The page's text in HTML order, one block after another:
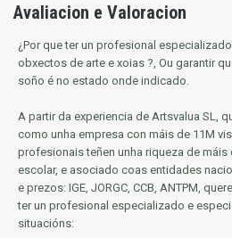
Avaliacion e Valoracion
¿Por que ter un profesional
obxectos de arte e xoias ?, Ou garantir
soño é no estado onde indicado.
A partir da experiencia de Artsvalua SL,
como unha empresa con máis de 11M
profesionais teñen unha riqueza de máis
escolar, e asociado coas entidades
e prezos: IGE, JORGC, CCB, ANTPM,
ter un profesional especializado e
situacións: